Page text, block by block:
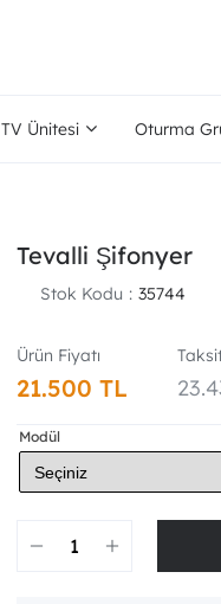
TV Ünitesi Oturma
Tevalli Şifonyer
Stok Kodu 35744
21.500 TL
Modül